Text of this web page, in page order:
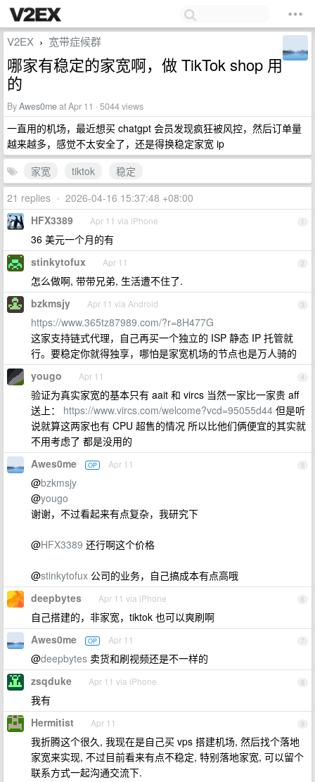
V2EX › 宽带症候群
哪家有稳定的家宽啊，做 TikTok shop 用
的
ByAwes0meat Apr 11 · 5044 views
一直用的机场，最近想买 chatgpt 会员发现疯狂被风控，然后订单量
越来越多，感觉不太安全了，还是得换稳定家宽 ip
家宽
tiktok
稳定
21 replies • 2026-04-16 15:37:48 +08:00
1
HFX3389 Apr 11 via iPhone
36 美元一个月的有
2
stinkytofux Apr 11
怎么做啊, 带带兄弟, 生活遭不住了.
3
bzkmsjy Apr 11 via Android
https://www.365tz87989.com/?r=8H477G
这家支持链式代理，自己再买一个独立的 ISP 静态 IP 托管就
行。要稳定你就得独享，哪怕是家宽机场的节点也是万人骑的
4
yougo Apr 11
验证为真实家宽的基本只有 aait 和 vircs 当然一家比一家贵 aff
送上： https://www.vircs.com/welcome?vcd=95055d44 但是听
说就算这两家也有 CPU 超售的情况 所以比他们俩便宜的其实就
不用考虑了 都是没用的
5
Awes0me OP Apr 11
@bzkmsjy
@yougo
谢谢，不过看起来有点复杂，我研究下
@HFX3389 还行啊这个价格
@stinkytofux 公司的业务，自己搞成本有点高哦
6
deepbytes Apr 11 via iPhone
自己搭建的，非家宽，tiktok 也可以爽刷啊
7
Awes0me OP Apr 11
@deepbytes 卖货和刷视频还是不一样的
8
zsqduke Apr 11 via iPhone
我有
9
Hermitist Apr 11
我折腾这个很久, 我现在是自己买 vps 搭建机场, 然后找个落地
家宽来实现, 不过目前看来有点不稳定, 特别落地家宽, 可以留个
联系方式一起沟通交流下.